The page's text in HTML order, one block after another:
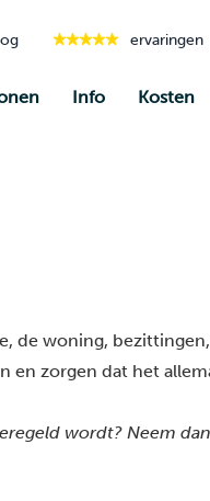
ervaringen
Info Kosten
de woning,
en zorgen dat het
wordt? Neem dan